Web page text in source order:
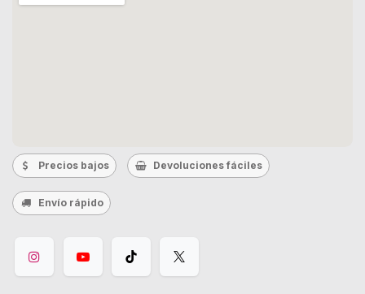
Precios bajos Devoluciones fáciles
Envío rápido